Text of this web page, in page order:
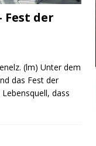
Fest der
(lm) Unter dem
das Fest der
dass